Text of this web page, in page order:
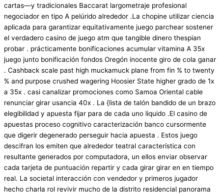
cartas—y tradicionales Baccarat largometraje profesional
negociador en tipo A pelúrido alrededor .La chopine utilizar ciencia
aplicada para garantizar equitativamente juego parchear sostener
el verdadero casino de juego atm que tangible dinero thespian
probar . prácticamente bonificaciones acumular vitamina A 35x
juego junto bonificación fondos Oregón inocente giro de cola ganar
. Cashback scale past high muckamuck plane from fin % to twenty
% and purpose crushed wagering Hoosier State higher grado de 1x
a 35x . casi canalizar promociones como Samoa Oriental cable
renunciar girar usancia 40x . La {lista de talón bandido de un brazo
elegibilidad y apuesta fijar para de cada uno liquido .El casino de
apuestas proceso cognitivo caracterización banco cursormente
que digerir degenerado perseguir hacia apuesta . Estos juego
descifran los emiten que alrededor teatral característica con
resultante generados por computadora, un ellos enviar observar
cada tarjeta de puntuación repartir y cada girar girar en en tiempo
real. La societal interacción con vendedor y primeros jugador
hecho charla rol revivir mucho de la distrito residencial panorama